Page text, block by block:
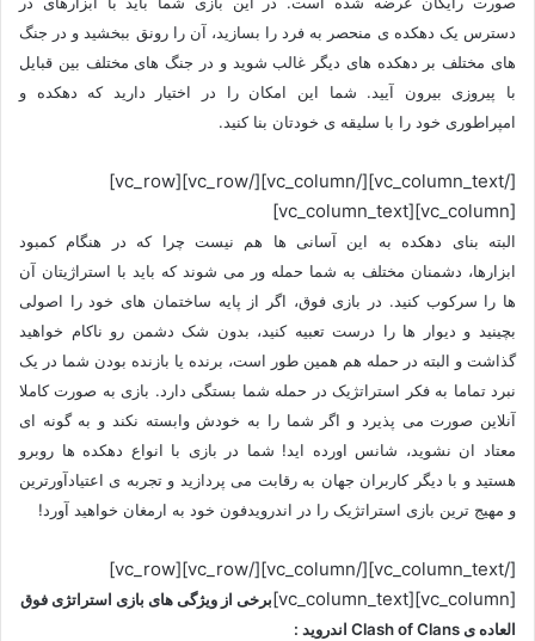
دسترس یک دهکده ی منحصر به فرد را بسازید، آن را رونق ببخشید و در جنگ
های مختلف بر دهکده های دیگر غالب شوید و در جنگ های مختلف بین قبایل
با پیروزی بیرون آیید. شما این امکان را در اختیار دارید که دهکده و
امپراطوری خود را با سلیقه ی خودتان بنا کنید.
[/vc_column_text][/vc_column][/vc_row][vc_row]
[vc_column][vc_column_text]
البته بنای دهکده به این آسانی ها هم نیست چرا که در هنگام کمبود
ابزارها، دشمنان مختلف به شما حمله ور می شوند که باید با استراژیتان آن
ها را سرکوب کنید. در بازی فوق، اگر از پایه ساختمان های خود را اصولی
بچینید و دیوار ها را درست تعبیه کنید، بدون شک دشمن رو ناکام خواهید
گذاشت و البته در حمله هم همین طور است، برنده یا بازنده بودن شما در یک
نبرد تماما به فکر استراتژیک در حمله شما بستگی دارد. بازی به صورت کاملا
آنلاین صورت می پذیرد و اگر شما را به خودش وابسته نکند و به گونه ای
معتاد ان نشوید، شانس اورده اید! شما در بازی با انواع دهکده ها روبرو
هستید و با دیگر کاربران جهان به رقابت می پردازید و تجربه ی اعتیادآورترین
و مهیج ترین بازی استراتژیک را در اندرویدفون خود به ارمغان خواهید آورد!
[/vc_column_text][/vc_column][/vc_row][vc_row]
[vc_column][vc_column_text]
برخی از ویژگی های بازی استراتژی فوق
العاده ی Clash of Clans اندروید :